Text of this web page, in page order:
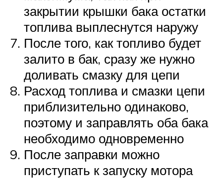
закрытии крышки бака остатки
топлива выплеснутся наружу
После того, как топливо будет
залито в бак, сразу же нужно
доливать смазку для цепи
Расход топлива и смазки цепи
приблизительно одинаково,
поэтому и заправлять оба бака
необходимо одновременно
После заправки можно
приступать к запуску мотора